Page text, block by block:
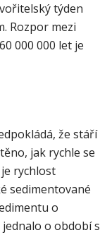
týden
Rozpor mezi
000 000 let je
že stáří
jak rychle se
rychlost
sedimentované
o
o období s